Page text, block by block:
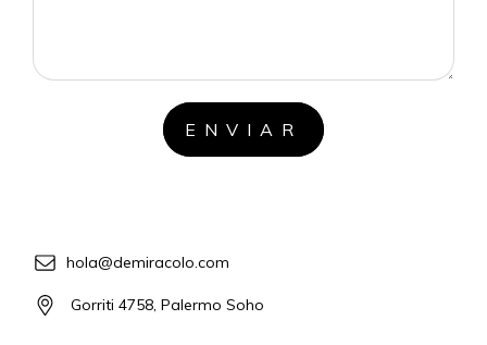
hola@demiracolo.com
Gorriti 4758, Palermo Soho